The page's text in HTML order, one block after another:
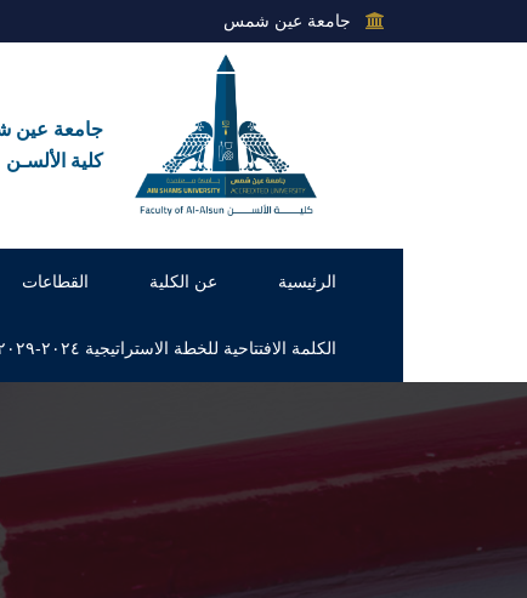
جامعة عين شمس
جامعة
كلية الألسـن
الرئيسية عن الكلية القطاعات
الكلمة الافتتاحية للخطة الاستراتيجية ٢٠٢٤-٢٠٢٩